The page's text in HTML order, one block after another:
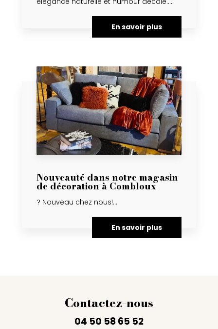
En savoir plus
Nouveauté dans notre magasin
de décoration à Combloux
? Nouveau chez nous!...
En savoir plus
Contactez-nous
04 50 58 65 52